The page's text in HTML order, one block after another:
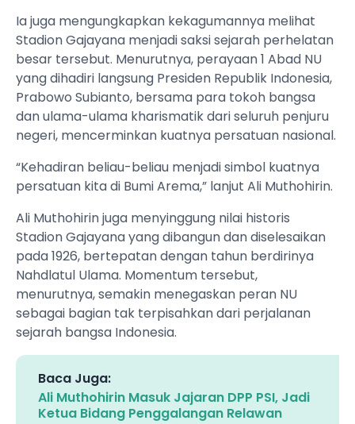
Ia juga mengungkapkan kekagumannya melihat
Stadion Gajayana menjadi saksi sejarah perhelatan
besar tersebut. Menurutnya, perayaan 1 Abad NU
yang dihadiri langsung Presiden Republik Indonesia,
Prabowo Subianto, bersama para tokoh bangsa
dan ulama-ulama kharismatik dari seluruh penjuru
negeri, mencerminkan kuatnya persatuan nasional.
“Kehadiran beliau-beliau menjadi simbol kuatnya
persatuan kita di Bumi Arema,” lanjut Ali Muthohirin.
Ali Muthohirin juga menyinggung nilai historis
Stadion Gajayana yang dibangun dan diselesaikan
pada 1926, bertepatan dengan tahun berdirinya
Nahdlatul Ulama. Momentum tersebut,
menurutnya, semakin menegaskan peran NU
sebagai bagian tak terpisahkan dari perjalanan
sejarah bangsa Indonesia.
Baca Juga:
Ali Muthohirin Masuk Jajaran DPP PSI, Jadi
Ketua Bidang Penggalangan Relawan